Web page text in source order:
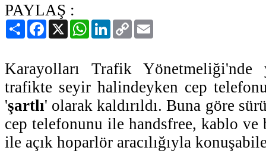
PAYLAŞ :
PaylaşFacebook
X WhatsAppLinkedIn
Copy
Link
Karayolları Trafik Yönetmeliği'nde
trafikte seyir halindeyken cep
'şartlı' olarak kaldırıldı. Buna göre
cep telefonunu ile handsfree, kablo
ile açık hoparlör aracılığıyla